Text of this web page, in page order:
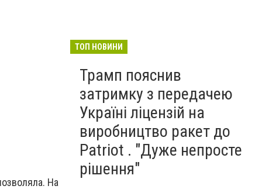
На
ТОП НОВИНИ
Трамп пояснив
затримку з передачею
Україні ліцензій на
виробництво ракет до
Patriot . "Дуже непросте
рішення"